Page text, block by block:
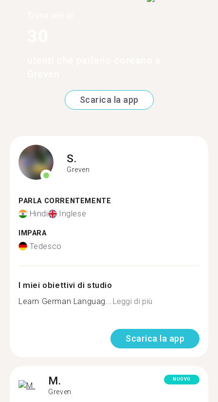
Scarica la app
S.
Greven
PARLA CORRENTEMENTE
Hindi Inglese
IMPARA
Tedesco
I miei obiettivi di studio
Learn German Languag... Leggi di più
Scarica la app
M.
Greven
NUOVO